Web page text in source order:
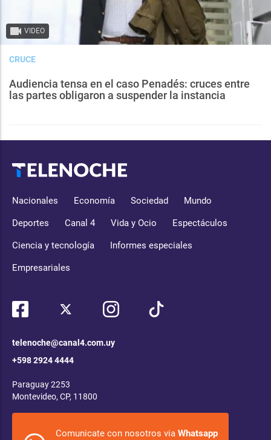
VIDEO
CRUCE
Audiencia tensa en el caso Penadés: cruces entre
las partes obligaron a suspender la instancia
Nacionales Economía Sociedad Mundo
Deportes Canal 4 Vida y Ocio Espectáculos
Ciencia y tecnología Informes especiales
Empresariales
telenoche@canal4.com.uy
+598 2924 4444
Paraguay 2253
Montevideo, CP, 11800
Comunicate con nosotros via Whatsapp